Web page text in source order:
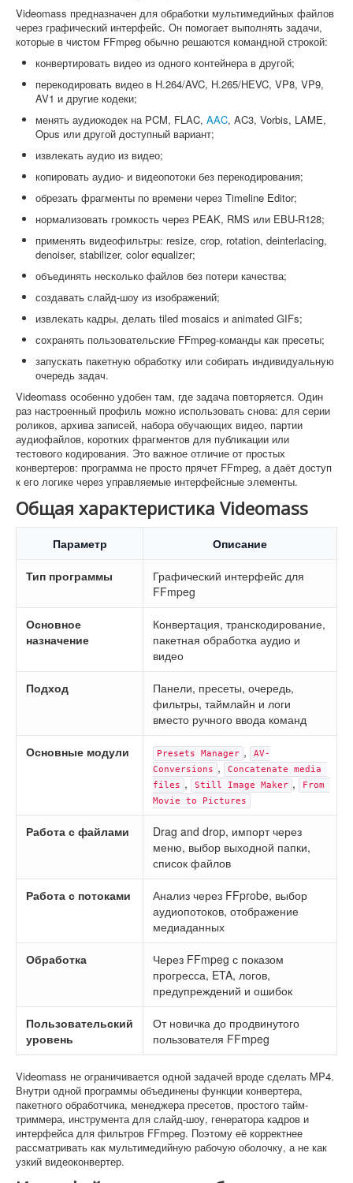
Videomass предназначен для обработки мультимедийных файлов
через графический интерфейс. Он помогает выполнять задачи,
которые в чистом FFmpeg обычно решаются командной строкой:
конвертировать видео из одного контейнера в другой;
перекодировать видео в H.264/AVC, H.265/HEVC, VP8, VP9,
AV1 и другие кодеки;
менять аудиокодек на PCM, FLAC, AAC, AC3, Vorbis, LAME,
Opus или другой доступный вариант;
извлекать аудио из видео;
копировать аудио- и видеопотоки без перекодирования;
обрезать фрагменты по времени через Timeline Editor;
нормализовать громкость через PEAK, RMS или EBU-R128;
применять видеофильтры: resize, crop, rotation, deinterlacing,
denoiser, stabilizer, color equalizer;
объединять несколько файлов без потери качества;
создавать слайд-шоу из изображений;
извлекать кадры, делать tiled mosaics и animated GIFs;
сохранять пользовательские FFmpeg-команды как пресеты;
запускать пакетную обработку или собирать индивидуальную
очередь задач.
Videomass особенно удобен там, где задача повторяется. Один
раз настроенный профиль можно использовать снова: для серии
роликов, архива записей, набора обучающих видео, партии
аудиофайлов, коротких фрагментов для публикации или
тестового кодирования. Это важное отличие от простых
конвертеров: программа не просто прячет FFmpeg, а даёт доступ
к его логике через управляемые интерфейсные элементы.
Общая характеристика Videomass
Параметр Описание
Тип программы
Графический интерфейс для
FFmpeg
Основное
назначение
Конвертация, транскодирование,
пакетная обработка аудио и
видео
Подход
Панели, пресеты, очередь,
фильтры, таймлайн и логи
вместо ручного ввода команд
Основные модули Presets Manager ,
AV-
Conversions ,
Concatenate media
files , Still Image Maker ,
From
Movie to Pictures
Работа с файлами
Drag and drop, импорт через
меню, выбор выходной папки,
список файлов
Работа с потоками
Анализ через FFprobe, выбор
аудиопотоков, отображение
медиаданных
Обработка
Через FFmpeg с показом
прогресса, ETA, логов,
предупреждений и ошибок
Пользовательский
уровень
От новичка до продвинутого
пользователя FFmpeg
Videomass не ограничивается одной задачей вроде сделать MP4.
Внутри одной программы объединены функции конвертера,
пакетного обработчика, менеджера пресетов, простого тайм-
триммера, инструмента для слайд-шоу, генератора кадров и
интерфейса для фильтров FFmpeg. Поэтому её корректнее
рассматривать как мультимедийную рабочую оболочку, а не как
узкий видеоконвертер.